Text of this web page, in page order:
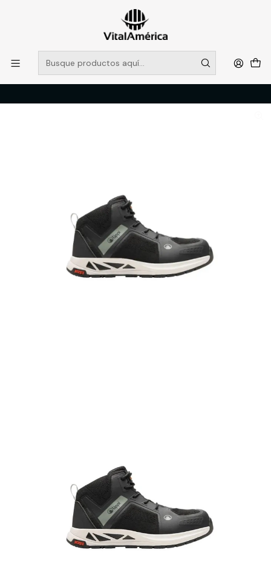
POR SISTEMA FRONTAL SOLO RETIROS EN TIENDA, DESDE
MUCHAS GRACIAS +569 5956 2237
Leer más
CALZADO
ZAPATOS DE SEGURIDAD
BOTIN MUJER REACTION LIGHT MID GRIS LIPPI PRO WORK T/36